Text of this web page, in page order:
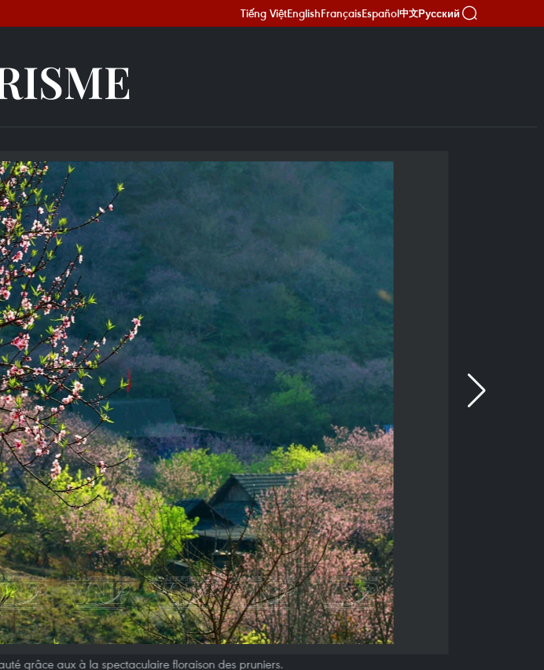
Tiếng ViệtEnglishFrançaisEspañol中文Русский
grâce aux à la spectaculaire floraison des pruniers.